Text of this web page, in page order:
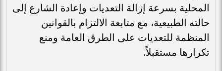
المحلية بسرعة إزالة التعديات وإعادة الشارع إلى
حالته الطبيعية، مع متابعة الالتزام بالقوانين
المنظمة للتعديات على الطرق العامة ومنع
تكرارها مستقبلاً.